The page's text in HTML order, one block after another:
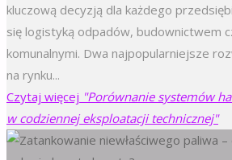
kluczową decyzją dla każdego
się logistyką odpadów, budownictwem
komunalnymi. Dwa najpopularniejsze
na rynku...
Czytaj więcej "Porównanie systemów
w codziennej eksploatacji technicznej"